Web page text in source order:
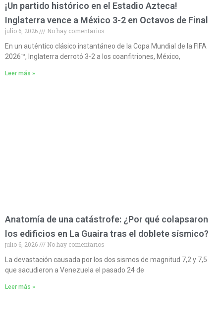
¡Un partido histórico en el Estadio Azteca!
Inglaterra vence a México 3-2 en Octavos de Final
julio 6, 2026
No hay comentarios
En un auténtico clásico instantáneo de la Copa Mundial de la FIFA
2026™, Inglaterra derrotó 3-2 a los coanfitriones, México,
Leer más »
Anatomía de una catástrofe: ¿Por qué colapsaron
los edificios en La Guaira tras el doblete sísmico?
julio 6, 2026
No hay comentarios
La devastación causada por los dos sismos de magnitud 7,2 y 7,5
que sacudieron a Venezuela el pasado 24 de
Leer más »